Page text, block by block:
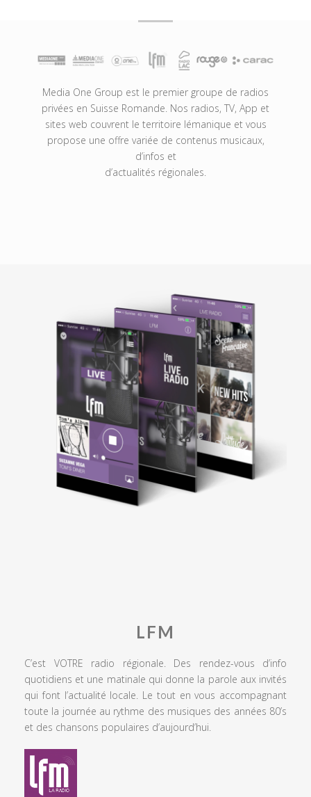
Media One Group est le premier groupe de radios
privées en Suisse Romande. Nos radios, TV, App et
sites web couvrent le territoire lémanique et vous
propose une offre variée de contenus musicaux,
d’infos et
d’actualités régionales.
LFM
C’est VOTRE radio régionale. Des rendez-vous d’info
quotidiens et une matinale qui donne la parole aux invités
qui font l’actualité locale. Le tout en vous accompagnant
toute la journée au rythme des musiques des années 80’s
et des chansons populaires d’aujourd’hui.